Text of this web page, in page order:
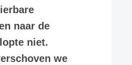
naar de
niet.
we